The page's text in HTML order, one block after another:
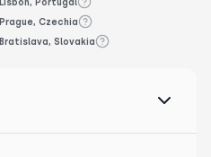
Lisbon, Portugal
Prague, Czechia
Bratislava, Slovakia